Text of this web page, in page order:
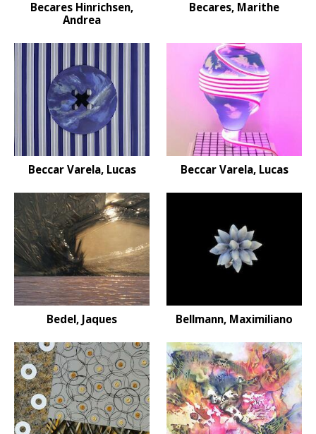
Becares Hinrichsen,
Andrea
Becares, Marithe
Beccar Varela, Lucas Beccar Varela, Lucas
Bedel, Jaques Bellmann, Maximiliano